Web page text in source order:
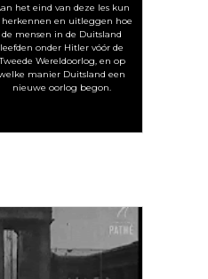
het eind van deze les kun
herkennen en uitleggen hoe
de mensen in de Duitsland
leefden onder Hitler vóór de
Wereldoorlog, en op
manier Duitsland een
nieuwe oorlog begon.